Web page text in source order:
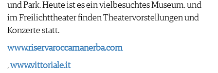
und Park. Heute ist es ein vielbesuchtes Museum, und
im Freilichttheater finden Theatervorstellungen und
Konzerte statt.
www.riservaroccamanerba.com
,www.vittoriale.it